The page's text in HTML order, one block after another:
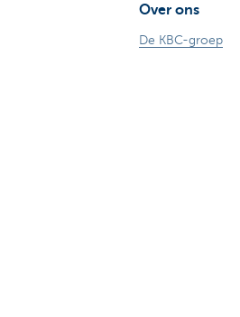
Over ons
De KBC-groep